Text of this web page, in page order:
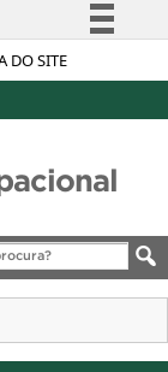
DO SITE